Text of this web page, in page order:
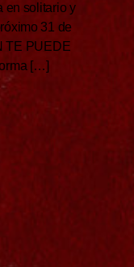
en solitario y
31 de
TE PUEDE
[…]